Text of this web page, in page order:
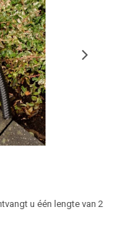
u één lengte van 2